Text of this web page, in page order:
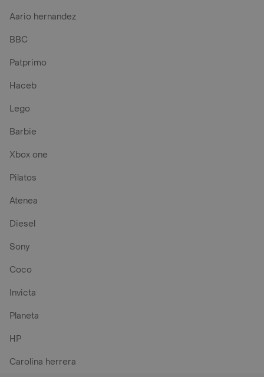
Aario hernandez
BBC
Patprimo
Haceb
Lego
Barbie
Xbox one
Pilatos
Atenea
Diesel
Sony
Coco
Invicta
Planeta
HP
Carolina herrera